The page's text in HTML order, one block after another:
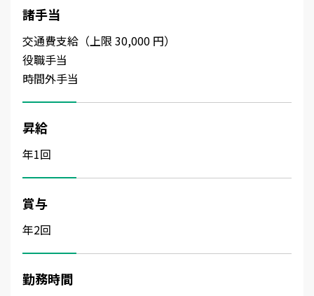
諸手当
交通費支給（上限 30,000 円）
役職手当
時間外手当
昇給
年1回
賞与
年2回
勤務時間